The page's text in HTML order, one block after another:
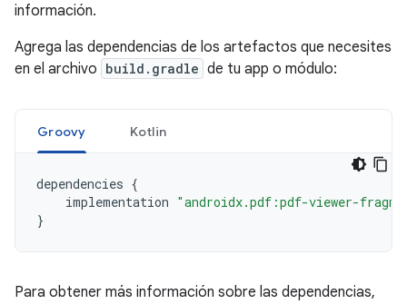
información.
Agrega las dependencias de los artefactos que necesites
en el archivo build.gradle de tu app o módulo:
Groovy Kotlin
dependencies {
implementation "androidx.pdf:pdf-viewer-
}
Para obtener más información sobre las dependencias,